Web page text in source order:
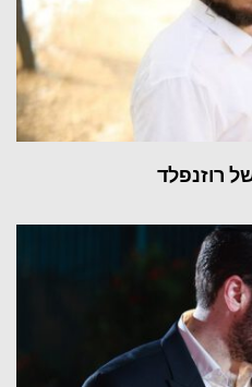
רוזנפלד